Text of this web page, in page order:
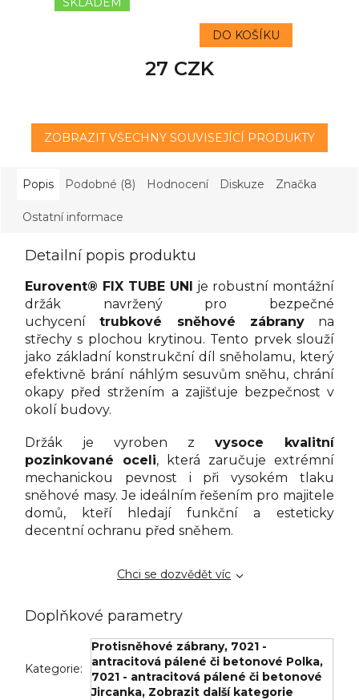
27 CZK
DO KOŠÍKU
ZOBRAZIT VŠECHNY SOUVISEJÍCÍ PRODUKTY
Popis Podobné (8) Hodnocení Diskuze Značka
Ostatní informace
Detailní popis produktu
Eurovent® FIX TUBE UNI je robustní montážní
držák navržený pro bezpečné
uchycení
trubkové sněhové zábrany
na
střechy s plochou krytinou. Tento prvek slouží
jako základní konstrukční díl sněholamu, který
efektivně brání náhlým sesuvům sněhu, chrání
okapy před stržením a zajišťuje bezpečnost v
okolí budovy.
Držák je vyroben z
vysoce kvalitní
pozinkované oceli, která zaručuje extrémní
mechanickou pevnost i při vysokém tlaku
sněhové masy. Je ideálním řešením pro majitele
domů, kteří hledají funkční a esteticky
decentní ochranu před sněhem.
Chci se dozvědět víc
Doplňkové parametry
Kategorie:
Protisněhové zábrany, 7021 -
antracitová pálené či betonové Polka,
7021 - antracitová pálené či betonové
Jircanka, Zobrazit další kategorie